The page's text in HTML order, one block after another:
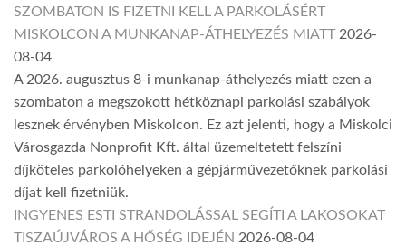
SZOMBATON IS FIZETNI KELL A PARKOLÁSÉRT
MISKOLCON A MUNKANAP-ÁTHELYEZÉS MIATT 2026-
08-04
A 2026. augusztus 8-i munkanap-áthelyezés miatt ezen a
szombaton a megszokott hétköznapi parkolási szabályok
lesznek érvényben Miskolcon. Ez azt jelenti, hogy a Miskolci
Városgazda Nonprofit Kft. által üzemeltetett felszíni
díjköteles parkolóhelyeken a gépjárművezetőknek parkolási
díjat kell fizetniük.
INGYENES ESTI STRANDOLÁSSAL SEGÍTI A LAKOSOKAT
TISZAÚJVÁROS A HŐSÉG IDEJÉN 2026-08-04